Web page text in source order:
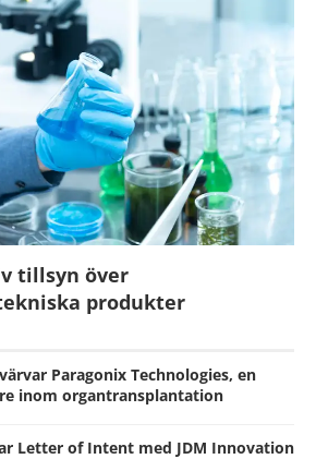
tillsyn över
produkter
Paragonix Technologies, en
inom organtransplantation
Letter of Intent med JDM Innovation